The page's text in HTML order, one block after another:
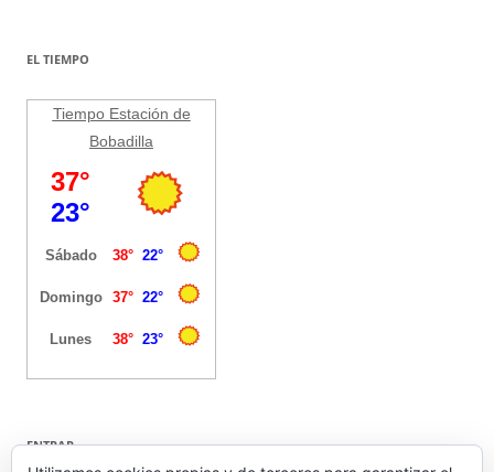
EL TIEMPO
Tiempo Estación de
Bobadilla
ENTRAR